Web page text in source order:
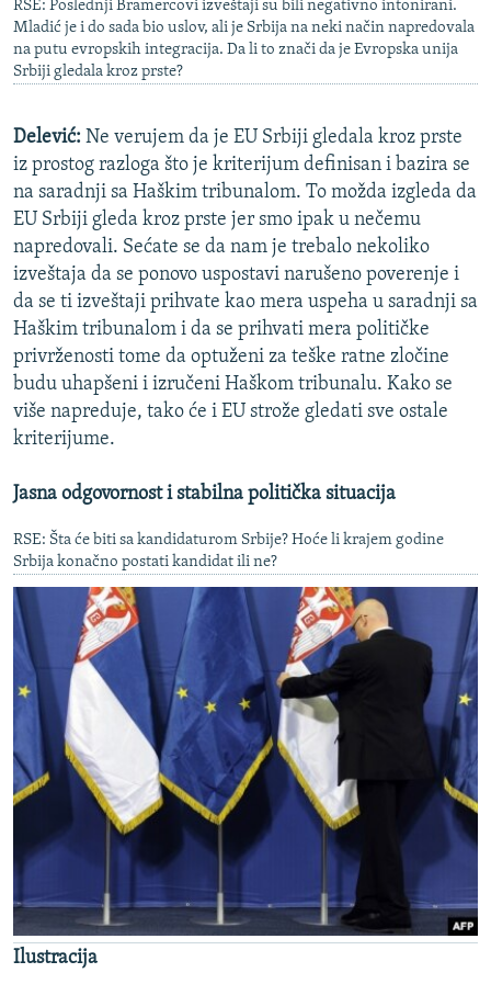
RSE: Poslednji Bramercovi izveštaji su bili negativno intonirani.
Mladić je i do sada bio uslov, ali je Srbija na neki način napredovala
na putu evropskih integracija. Da li to znači da je Evropska unija
Srbiji gledala kroz prste?
Delević: Ne verujem da je EU Srbiji gledala kroz prste
iz prostog razloga što je kriterijum definisan i bazira se
na saradnji sa Haškim tribunalom. To možda izgleda da
EU Srbiji gleda kroz prste jer smo ipak u nečemu
napredovali. Sećate se da nam je trebalo nekoliko
izveštaja da se ponovo uspostavi narušeno poverenje i
da se ti izveštaji prihvate kao mera uspeha u saradnji sa
Haškim tribunalom i da se prihvati mera političke
privrženosti tome da optuženi za teške ratne zločine
budu uhapšeni i izručeni Haškom tribunalu. Kako se
više napreduje, tako će i EU strože gledati sve ostale
kriterijume.
Jasna odgovornost i stabilna politička situacija
RSE: Šta će biti sa kandidaturom Srbije? Hoće li krajem godine
Srbija konačno postati kandidat ili ne?
Ilustracija